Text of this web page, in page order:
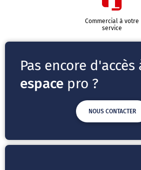
Commercial à votre
service
Pas encore d'accès
espace pro ?
NOUS CONTACTER